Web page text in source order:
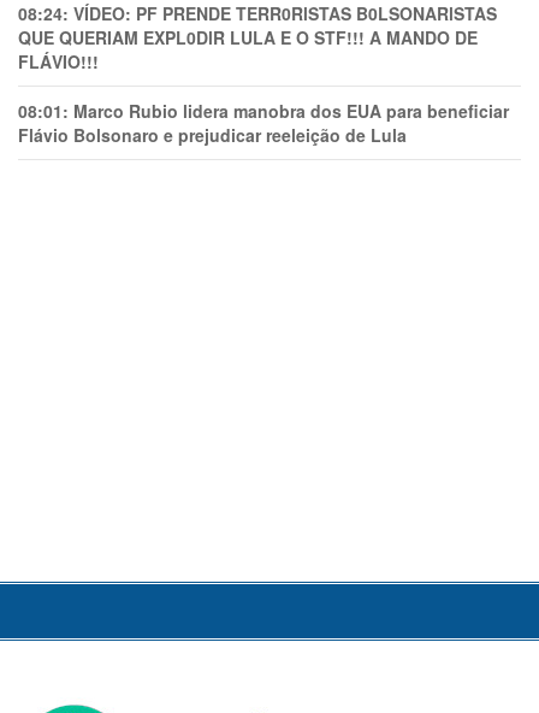
08:24: VÍDEO: PF PRENDE TERR0RlSTAS B0LSONARlSTAS
QUE QUERIAM EXPL0DlR LULA E O STF!!! A MANDO DE
FLÁVIO!!!
08:01: Marco Rubio lidera manobra dos EUA para beneficiar
Flávio Bolsonaro e prejudicar reeleição de Lula